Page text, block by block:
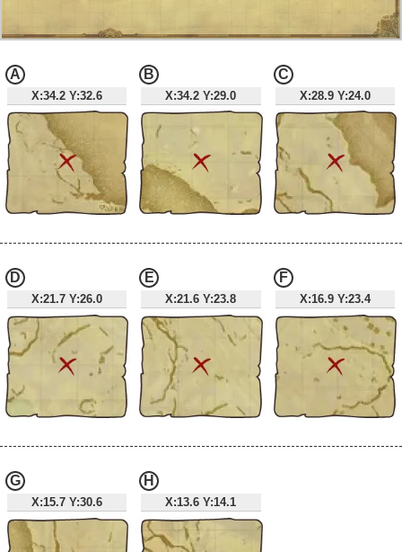
X:34.2 Y:32.6
A
X:34.2 Y:29.0
B
X:28.9 Y:24.0
C
X:21.7 Y:26.0
D
X:21.6 Y:23.8
E
X:16.9 Y:23.4
F
X:15.7 Y:30.6
G
X:13.6 Y:14.1
H